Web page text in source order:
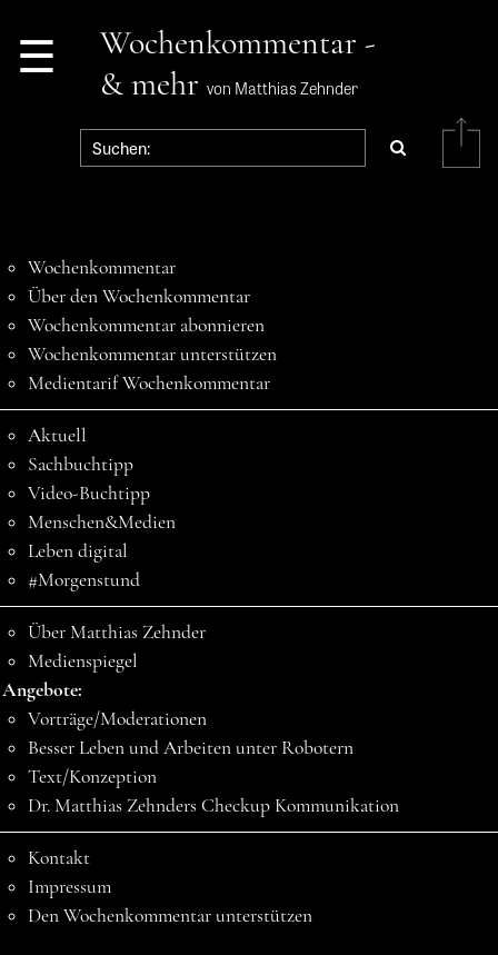
☰
Wochenkommentar -
& mehr von Matthias Zehnder
Wochenkommentar
Über den Wochenkommentar
Wochenkommentar abonnieren
Wochenkommentar unterstützen
Medientarif Wochenkommentar
Aktuell
Sachbuchtipp
Video-Buchtipp
Menschen&Medien
Leben digital
#Morgenstund
Über Matthias Zehnder
Medienspiegel
Angebote:
Vorträge/Moderationen
Besser Leben und Arbeiten unter Robotern
Text/Konzeption
Dr. Matthias Zehnders Checkup Kommunikation
Kontakt
Impressum
Den Wochenkommentar unterstützen